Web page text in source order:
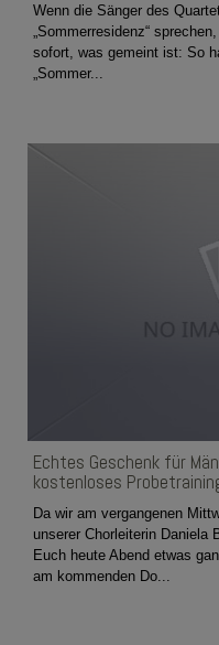
Wenn die Sänger des
„Sommerresidenz“
sofort, was gemeint ist: So
„Sommer...
Echtes Geschenk für
kostenloses
Da wir am vergangenen
unserer Chorleiterin Daniela
Euch heute Abend etwas
am kommenden Do...